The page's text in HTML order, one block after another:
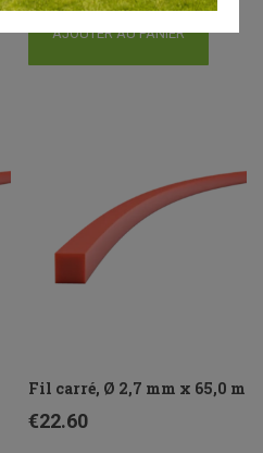
AJOUTER AU PANIER
Fil carré, Ø 2,7 mm x 65,0 m
€22.60